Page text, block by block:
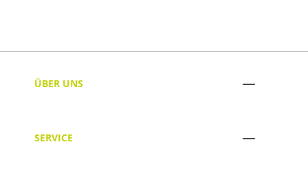
ÜBER UNS
SERVICE